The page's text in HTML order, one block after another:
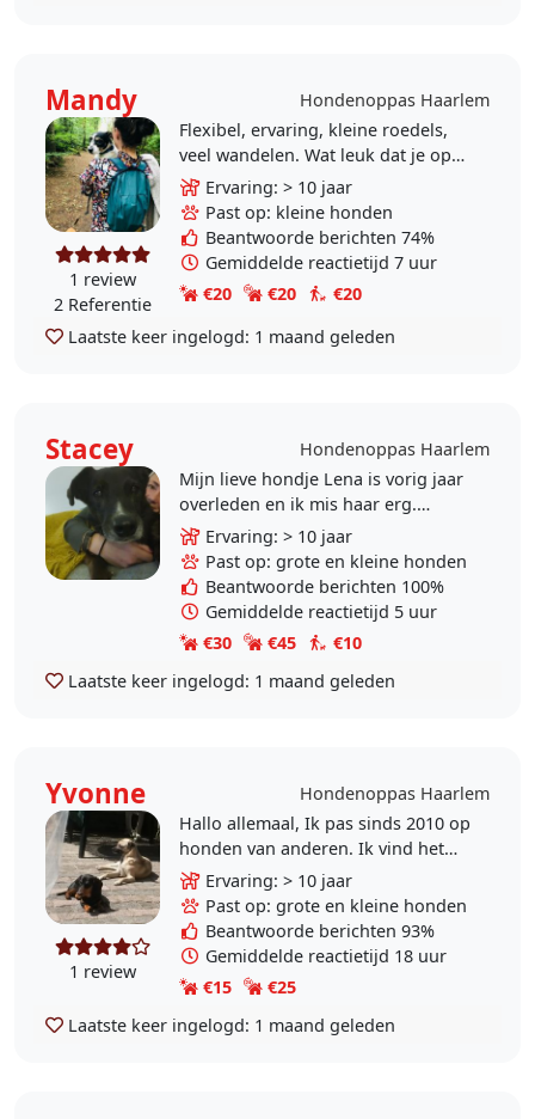
Mandy Hondenoppas Haarlem
1 review
2 Referentie
Flexibel, ervaring, kleine roedels,
veel wandelen. Wat leuk dat je op
mijn profiel kijkt. Ik ben Mandy,
woon in Haarlem samen met mijn
hondje..
Ervaring: > 10 jaar
Past op: kleine honden
Beantwoorde berichten 74%
Gemiddelde reactietijd 7 uur
€20
€20
€20
Laatste keer ingelogd: 1 maand geleden
Stacey
Hondenoppas Haarlem
Mijn lieve hondje Lena is vorig jaar
overleden en ik mis haar erg.
Daarom wil ik me nu graag
aanmelden als hondenoppas. Lena
had gedragsproblemen, ze..
Ervaring: > 10 jaar
Past op: grote en kleine honden
Beantwoorde berichten 100%
Gemiddelde reactietijd 5 uur
€30
€45
€10
Laatste keer ingelogd: 1 maand geleden
Yvonne Hondenoppas Haarlem
1 review
Hallo allemaal, Ik pas sinds 2010 op
honden van anderen. Ik vind het
heel erg leuk en mijn gezin vind het
heel gezellig. Wij hebben sinds
2018 weer..
Ervaring: > 10 jaar
Past op: grote en kleine honden
Beantwoorde berichten 93%
Gemiddelde reactietijd 18 uur
€15
€25
Laatste keer ingelogd: 1 maand geleden